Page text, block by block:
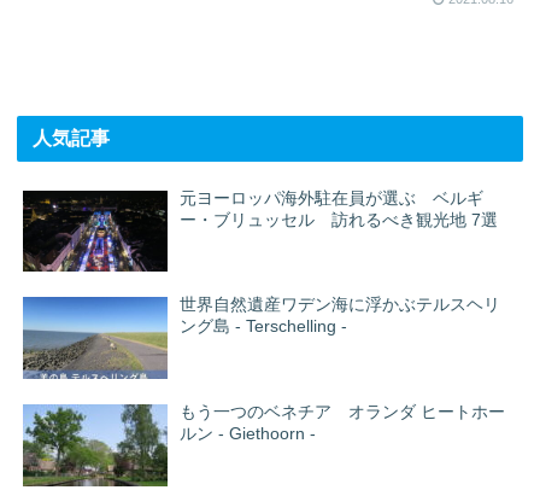
人気記事
元ヨーロッパ海外駐在員が選ぶ ベルギ
ー・ブリュッセル 訪れるべき観光地 7選
世界自然遺産ワデン海に浮かぶテルスヘリ
ング島 - Terschelling -
もう一つのベネチア オランダ ヒートホー
ルン - Giethoorn -